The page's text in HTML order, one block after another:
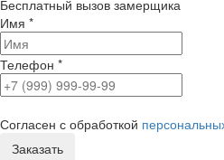
Бесплатный вызов замерщика
Имя *
Телефон *
Согласен с обработкой